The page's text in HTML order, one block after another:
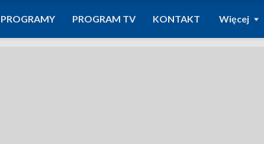
PROGRAMY PROGRAM TV KONTAKT Więcej